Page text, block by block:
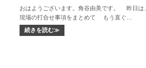
おはようございます。角谷由美です。 昨日は
現場の打合せ事項をまとめて もう直ぐ…
続きを読む≫